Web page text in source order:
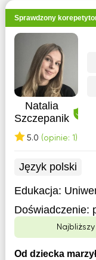
Sprawdzony
Natalia
Szczepanik
5.0 (opinie: 1)
Język polski
Edukacja:
Doświadczenie:
Od dziecka